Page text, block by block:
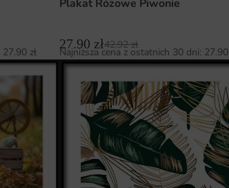
27.90 zł
Plakat Różowe Piwonie
27.90 zł42.92zł
Najniższa cena z ostatnich 30 dni: 27.90